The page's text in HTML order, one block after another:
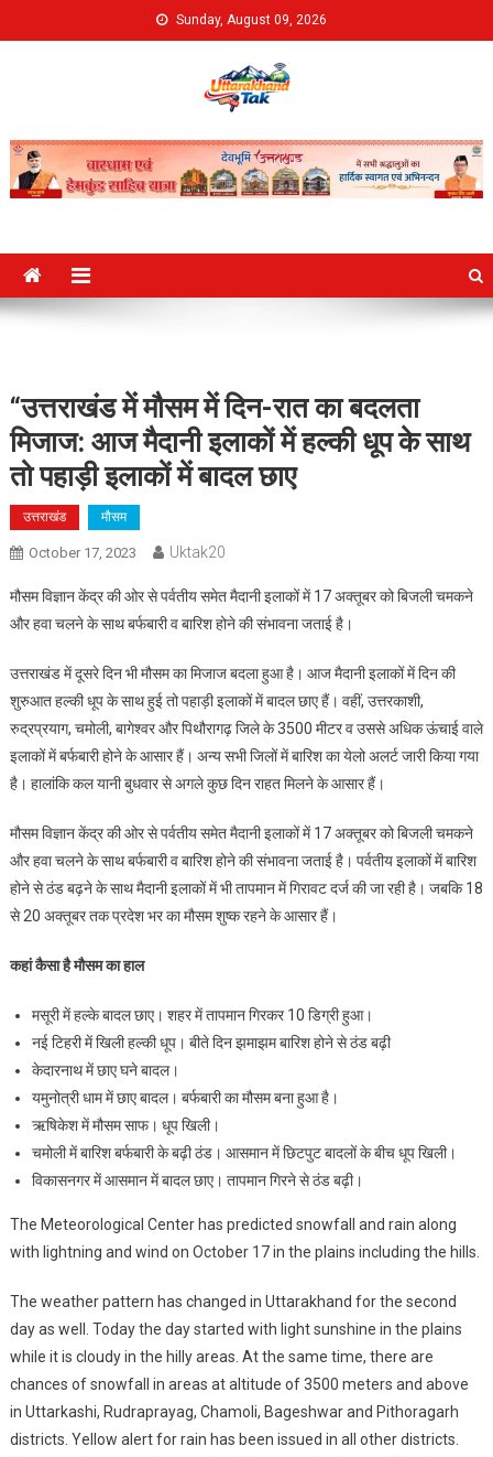
to
Sunday, August 09, 2026
Uttarakhand Tak
“उत्तराखंड में मौसम में दिन-रात का बदलता
मिजाज: आज मैदानी इलाकों में हल्की धूप के साथ
तो पहाड़ी इलाकों में बादल छाए
उत्तराखंड मौसम
October 17, 2023 Uktak20
मौसम विज्ञान केंद्र की ओर से पर्वतीय समेत मैदानी इलाकों में 17 अक्तूबर को बिजली चमकने
और हवा चलने के साथ बर्फबारी व बारिश होने की संभावना जताई है।
उत्तराखंड में दूसरे दिन भी मौसम का मिजाज बदला हुआ है। आज मैदानी इलाकों में दिन की
शुरुआत हल्की धूप के साथ हुई तो पहाड़ी इलाकों में बादल छाए हैं। वहीं, उत्तरकाशी,
रुद्रप्रयाग, चमोली, बागेश्वर और पिथौरागढ़ जिले के 3500 मीटर व उससे अधिक ऊंचाई वाले
इलाकों में बर्फबारी होने के आसार हैं। अन्य सभी जिलों में बारिश का येलो अलर्ट जारी किया गया
है। हालांकि कल यानी बुधवार से अगले कुछ दिन राहत मिलने के आसार हैं।
मौसम विज्ञान केंद्र की ओर से पर्वतीय समेत मैदानी इलाकों में 17 अक्तूबर को बिजली चमकने
और हवा चलने के साथ बर्फबारी व बारिश होने की संभावना जताई है। पर्वतीय इलाकों में बारिश
होने से ठंड बढ़ने के साथ मैदानी इलाकों में भी तापमान में गिरावट दर्ज की जा रही है। जबकि 18
से 20 अक्तूबर तक प्रदेश भर का मौसम शुष्क रहने के आसार हैं।
कहां कैसा है मौसम का हाल
मसूरी में हल्के बादल छाए। शहर में तापमान गिरकर 10 डिग्री हुआ।
नई टिहरी में खिली हल्की धूप। बीते दिन झमाझम बारिश होने से ठंड बढ़ी
केदारनाथ में छाए घने बादल।
यमुनोत्री धाम में छाए बादल। बर्फबारी का मौसम बना हुआ है।
ऋषिकेश में मौसम साफ। धूप खिली।
चमोली में बारिश बर्फबारी के बढ़ी ठंड। आसमान में छिटपुट बादलों के बीच धूप खिली।
विकासनगर में आसमान में बादल छाए। तापमान गिरने से ठंड बढ़ी।
The Meteorological Center has predicted snowfall and rain along
with lightning and wind on October 17 in the plains including the hills.
The weather pattern has changed in Uttarakhand for the second
day as well. Today the day started with light sunshine in the plains
while it is cloudy in the hilly areas. At the same time, there are
chances of snowfall in areas at altitude of 3500 meters and above
in Uttarkashi, Rudraprayag, Chamoli, Bageshwar and Pithoragarh
districts. Yellow alert for rain has been issued in all other districts.